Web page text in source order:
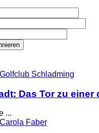
Das Tor zu
...